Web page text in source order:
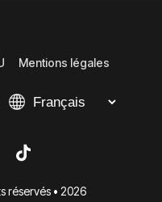
Mentions légales
réservés • 2026